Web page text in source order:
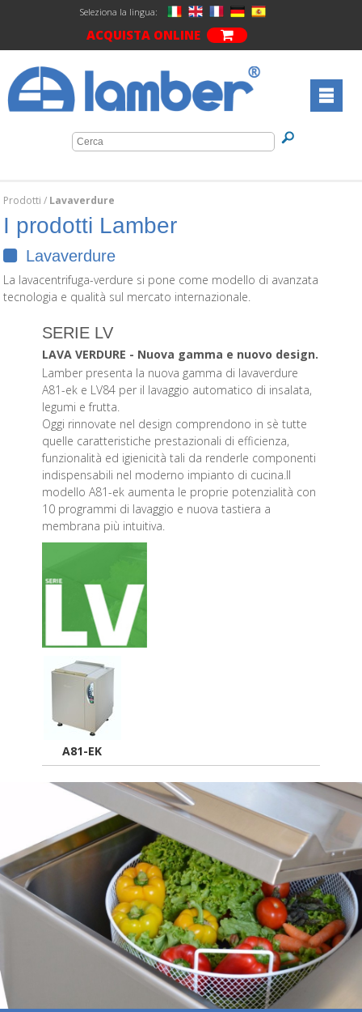
Seleziona la lingua:
ACQUISTA ONLINE
Prodotti / Lavaverdure
I prodotti Lamber
Lavaverdure
La lavacentrifuga-verdure si pone come modello di avanzata
tecnologia e qualità sul mercato internazionale.
SERIE LV
LAVA VERDURE - Nuova gamma e nuovo design.
Lamber presenta la nuova gamma di lavaverdure
A81-ek e LV84 per il lavaggio automatico di insalata,
legumi e frutta.
Oggi rinnovate nel design comprendono in sè tutte
quelle caratteristiche prestazionali di efficienza,
funzionalità ed igienicità tali da renderle componenti
indispensabili nel moderno impianto di cucina.Il
modello A81-ek aumenta le proprie potenzialità con
10 programmi di lavaggio e nuova tastiera a
membrana più intuitiva.
A81-EK